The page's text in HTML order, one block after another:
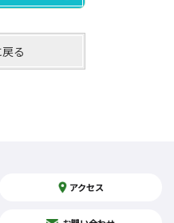
る
アクセス